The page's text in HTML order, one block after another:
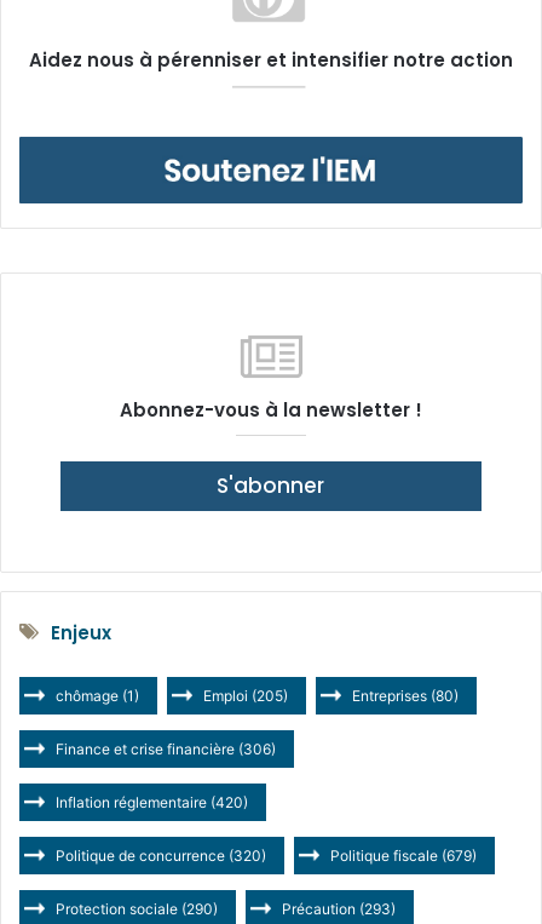
Aidez nous à pérenniser et intensifier notre action
Abonnez-vous à la newsletter !
S'abonner
Enjeux
chômage (1) Emploi (205) Entreprises (80)
Finance et crise financière (306)
Inflation réglementaire (420)
Politique de concurrence (320) Politique fiscale (679)
Protection sociale (290) Précaution (293)